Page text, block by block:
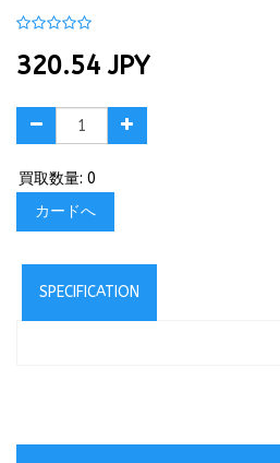
320.54 JPY
買取数量: 0
カードへ
SPECIFICATION